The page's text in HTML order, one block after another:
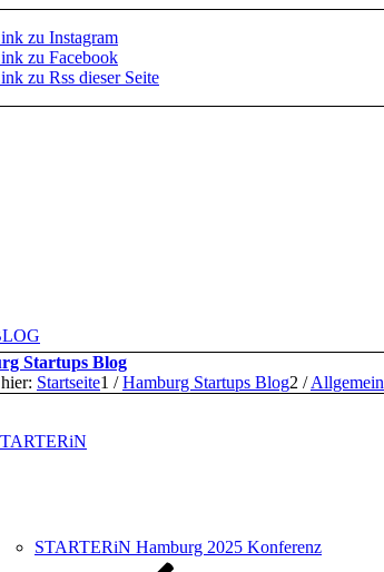
zu Instagram
zu Facebook
zu Rss dieser Seite
STARTERiN Hamburg 2025 Konferenz
Startups Blog
Startseite1 / Hamburg Startups Blog2 / Allgemein